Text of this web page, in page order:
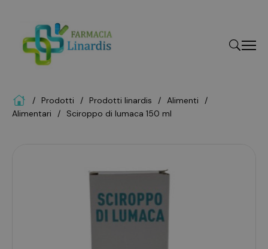
HomeProdotti prodotti linardis
alimenti
alimentari
sciroppo di lumaca 150 ml